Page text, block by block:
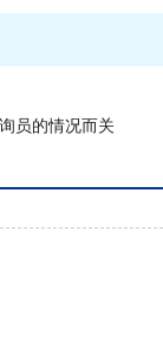
员的情况而关